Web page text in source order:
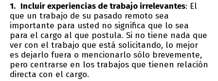
Incluir experiencias de trabajo irrelevantes: El
que un trabajo de su pasado remoto sea
importante para usted no significa que lo sea
para el cargo al que postula. Si no tiene nada que
ver con el trabajo que está solicitando, lo mejor
es dejarlo fuera o mencionarlo sólo brevemente,
pero centrarse en los trabajos que tienen relación
directa con el cargo.